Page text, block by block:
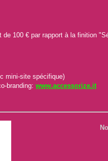
de 100 € par rapport à la finition
mini-site spécifique)
branding: www.accessorize.it